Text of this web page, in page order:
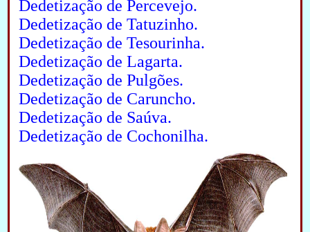
Dedetização de Percevejo.
Dedetização de Tatuzinho.
Dedetização de Tesourinha.
Dedetização de Lagarta.
Dedetização de Pulgões.
Dedetização de Caruncho.
Dedetização de Saúva.
Dedetização de Cochonilha.